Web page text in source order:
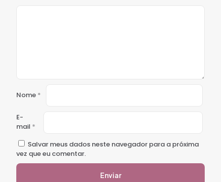
Nome *
E-
mail *
Salvar meus dados neste navegador para a próxima
vez que eu comentar.